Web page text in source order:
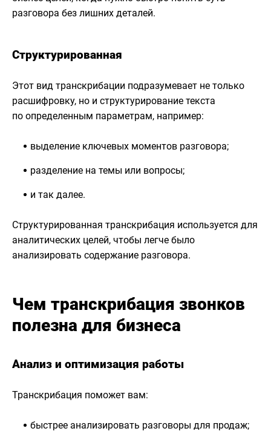
разговора без лишних деталей.
Структурированная
Этот вид транскрибации подразумевает не только
расшифровку, но и структурирование текста
по определенным параметрам, например:
выделение ключевых моментов разговора;
разделение на темы или вопросы;
и так далее.
Структурированная транскрибация используется для
аналитических целей, чтобы легче было
анализировать содержание разговора.
Чем транскрибация звонков
полезна для бизнеса
Анализ и оптимизация работы
Транскрибация поможет вам:
быстрее анализировать разговоры для продаж;